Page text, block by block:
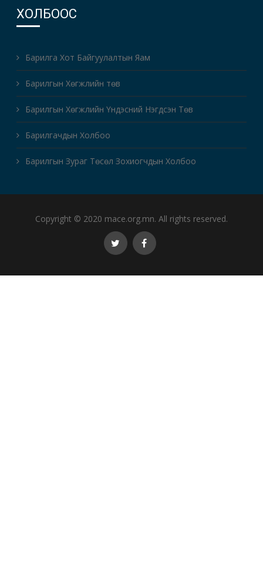
ХОЛБООС
Барилга Хот Байгуулалтын Яам
Барилгын Хөгжлийн төв
Барилгын Хөгжлийн Үндэсний Нэгдсэн Төв
Барилгачдын Холбоо
Барилгын Зураг Төсөл Зохиогчдын Холбоо
Copyright © 2020 mace.org.mn. All rights reserved.